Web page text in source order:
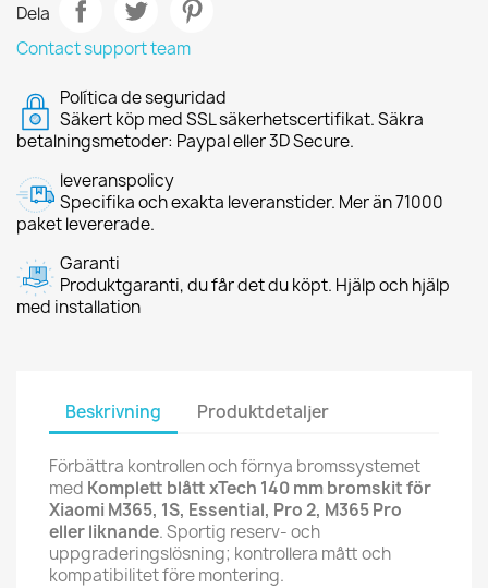
Dela
Contact support team
Política de seguridad
Säkert köp med SSL säkerhetscertifikat. Säkra
betalningsmetoder: Paypal eller 3D Secure.
leveranspolicy
Specifika och exakta leveranstider. Mer än 71000
paket levererade.
Garanti
Produktgaranti, du får det du köpt. Hjälp och hjälp
med installation
Beskrivning Produktdetaljer
Förbättra kontrollen och förnya bromssystemet
med Komplett blått xTech 140 mm bromskit för
Xiaomi M365, 1S, Essential, Pro 2, M365 Pro
eller liknande. Sportig reserv- och
uppgraderingslösning; kontrollera mått och
kompatibilitet före montering.